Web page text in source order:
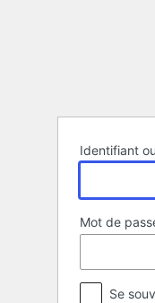
Identifiant
Mot de
Se